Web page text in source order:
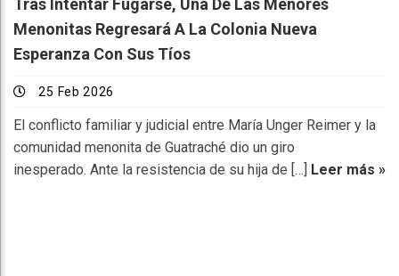
Tras Intentar Fugarse, Una De Las Menores
Menonitas Regresará A La Colonia Nueva
Esperanza Con Sus Tíos
25 Feb 2026
El conflicto familiar y judicial entre María Unger Reimer y la
comunidad menonita de Guatraché dio un giro
inesperado. Ante la resistencia de su hija de […]
Leer más »